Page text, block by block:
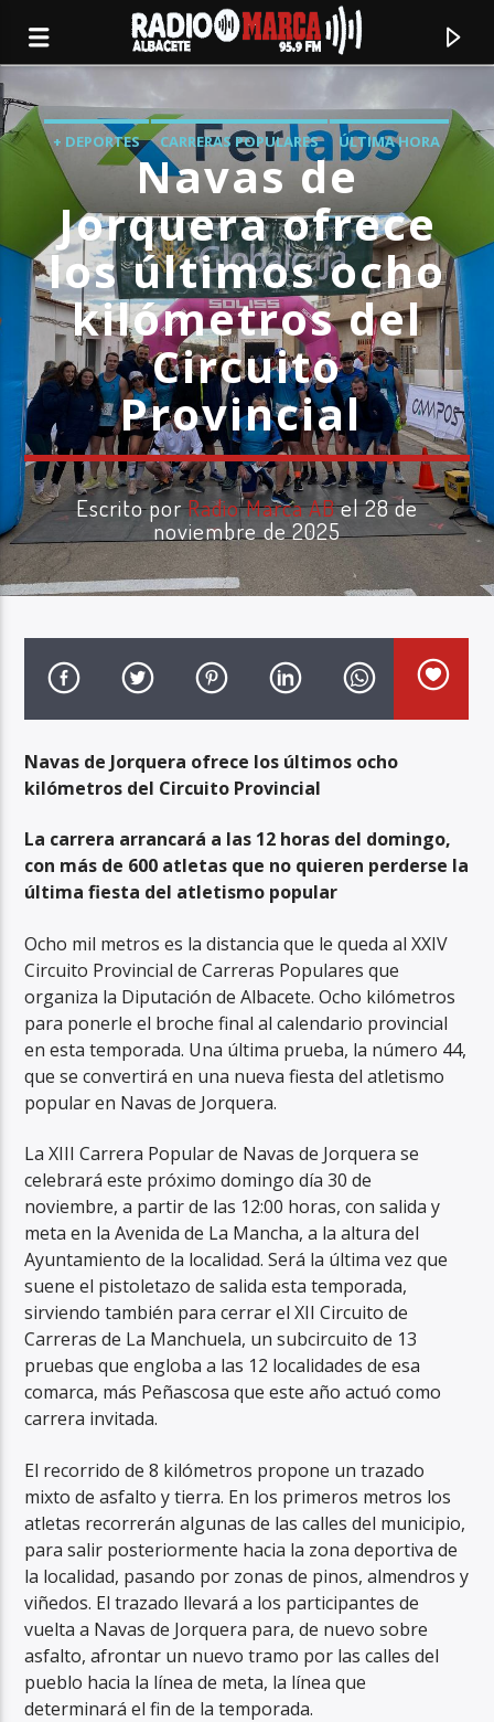
Canción actual
Radio Marca
Albacete
+ DEPORTES CARRERAS POPULARES ÚLTIMA HORA
Navas de
Jorquera ofrece
los últimos ocho
kilómetros del
Circuito
Provincial
Escrito porRadio Marca ABel 28 de
noviembre de 2025
Navas de Jorquera ofrece los últimos ocho
kilómetros del Circuito Provincial
La carrera arrancará a las 12 horas del domingo,
con más de 600 atletas que no quieren perderse la
última fiesta del atletismo popular
Ocho mil metros es la distancia que le queda al XXIV
Circuito Provincial de Carreras Populares que
organiza la Diputación de Albacete. Ocho kilómetros
para ponerle el broche final al calendario provincial
en esta temporada. Una última prueba, la número 44,
que se convertirá en una nueva fiesta del atletismo
popular en Navas de Jorquera.
La XIII Carrera Popular de Navas de Jorquera se
celebrará este próximo domingo día 30 de
noviembre, a partir de las 12:00 horas, con salida y
meta en la Avenida de La Mancha, a la altura del
Ayuntamiento de la localidad. Será la última vez que
suene el pistoletazo de salida esta temporada,
sirviendo también para cerrar el XII Circuito de
Carreras de La Manchuela, un subcircuito de 13
pruebas que engloba a las 12 localidades de esa
comarca, más Peñascosa que este año actuó como
carrera invitada.
El recorrido de 8 kilómetros propone un trazado
mixto de asfalto y tierra. En los primeros metros los
atletas recorrerán algunas de las calles del municipio,
para salir posteriormente hacia la zona deportiva de
la localidad, pasando por zonas de pinos, almendros y
viñedos. El trazado llevará a los participantes de
vuelta a Navas de Jorquera para, de nuevo sobre
asfalto, afrontar un nuevo tramo por las calles del
pueblo hacia la línea de meta, la línea que
determinará el fin de la temporada.